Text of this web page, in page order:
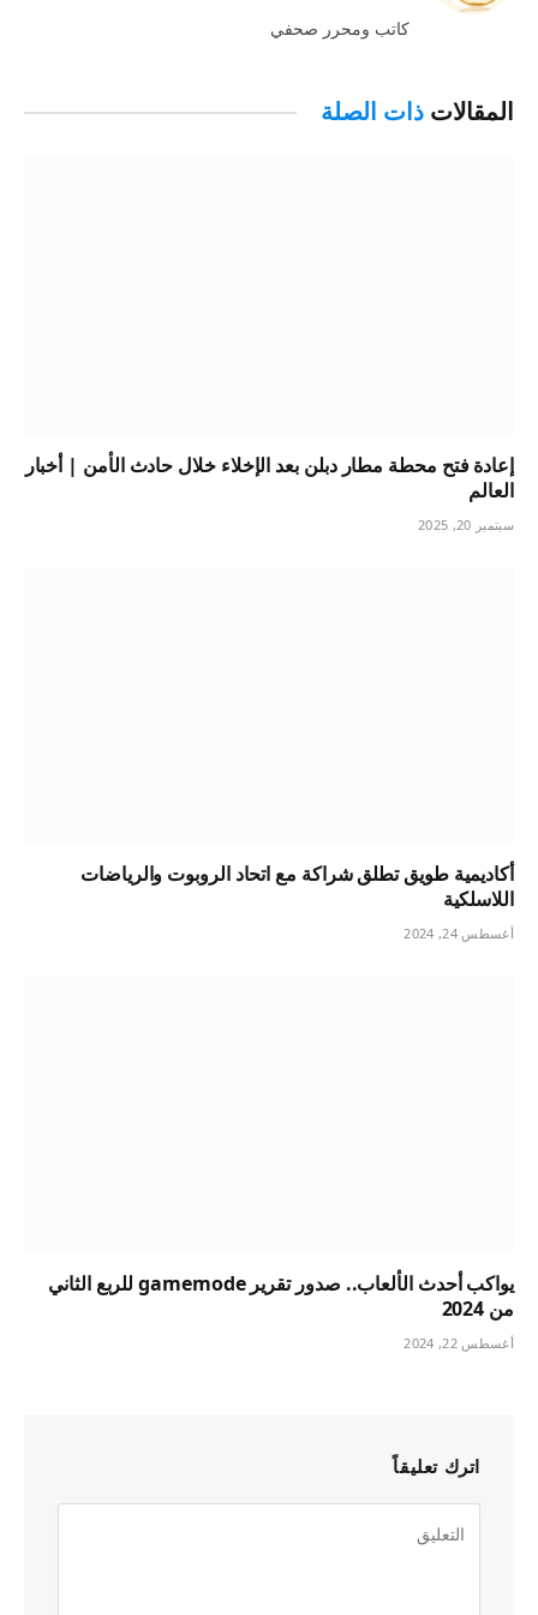
كاتب ومحرر صحفي
المقالات ذات الصلة
إعادة فتح محطة مطار دبلن بعد الإخلاء خلال حادث الأمن | أخبار
العالم
سبتمبر 20, 2025
أكاديمية طويق تطلق شراكة مع اتحاد الروبوت والرياضات
اللاسلكية
أغسطس 24, 2024
يواكب أحدث الألعاب.. صدور تقرير gamemode للربع الثاني
من 2024
أغسطس 22, 2024
اترك تعليقاً